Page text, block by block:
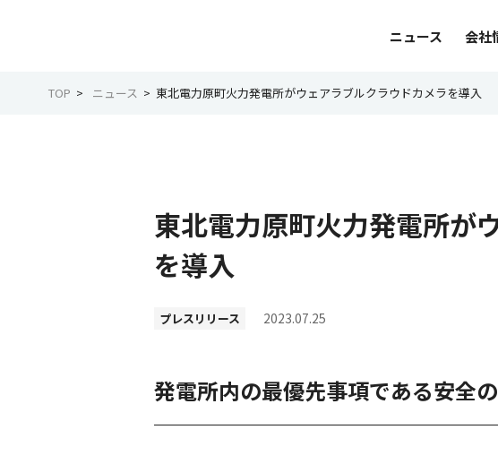
メ
ー
ニュース 会社
TOP ニュース 東北電力原町火力発電所がウェアラブルクラウドカメラを導入
東北電力原町火力発電所が
を導入
プレスリリース 2023.07.25
発電所内の最優先事項である安全